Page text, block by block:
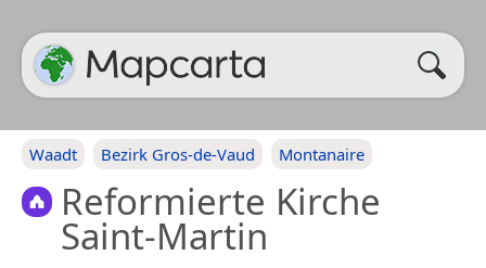
Waadt Bezirk Gros-de-Vaud Montanaire
Reformierte Kirche
Saint-Martin